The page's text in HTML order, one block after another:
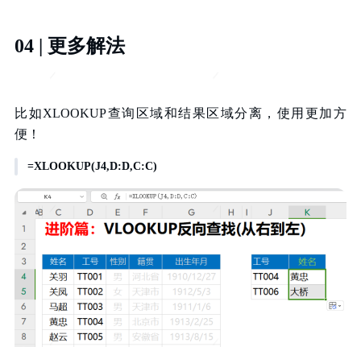
04 | 更多解法
比如XLOOKUP查询区域和结果区域分离，使用更加方
便！
=XLOOKUP(J4,D:D,C:C)